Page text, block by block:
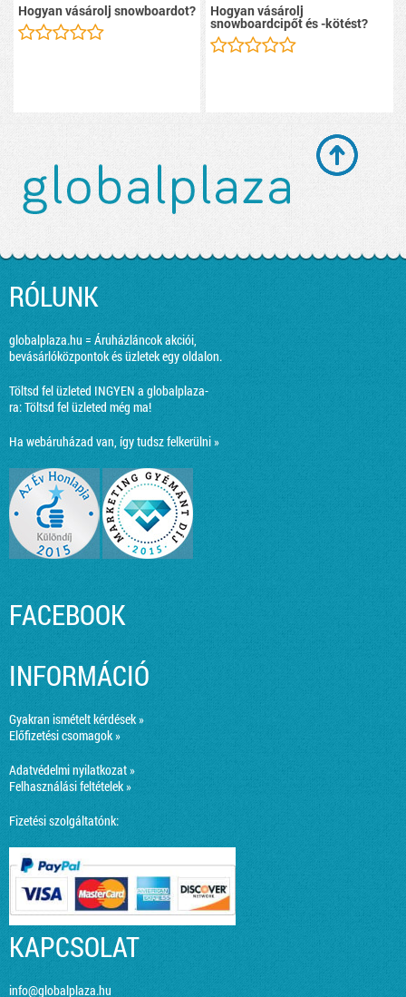
Hogyan vásárolj snowboardot? Hogyan vásárolj
snowboardcipőt és -kötést?
RÓLUNK
globalplaza.hu = Áruházláncok akciói,
bevásárlóközpontok és üzletek egy oldalon.
Töltsd fel üzleted INGYEN a globalplaza-
ra:Töltsd fel üzleted még ma!
Ha webáruházad van, így tudsz felkerülni »
FACEBOOK
INFORMÁCIÓ
Gyakran ismételt kérdések »
Előfizetési csomagok »
Adatvédelmi nyilatkozat »
Felhasználási feltételek »
Fizetési szolgáltatónk:
KAPCSOLAT
info@globalplaza.hu